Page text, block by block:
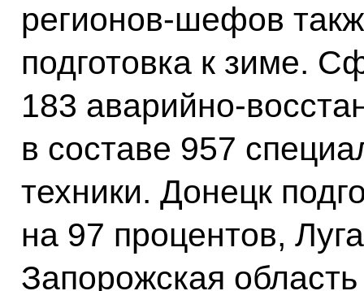
регионов-шефов
подготовка к зиме.
183 аварийно-
в составе 957
техники. Донецк
на 97 процентов,
Запорожская